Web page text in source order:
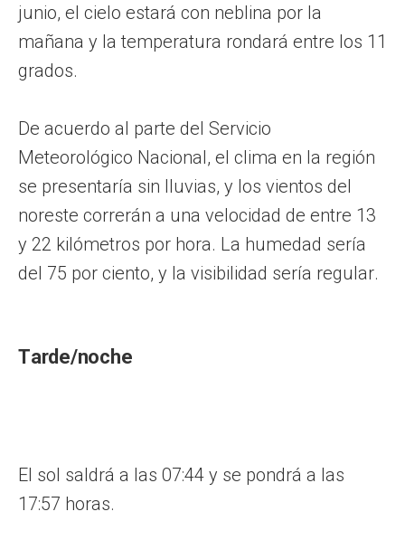
junio, el cielo estará con neblina por la
mañana y la temperatura rondará entre los 11
grados.
De acuerdo al parte del Servicio
Meteorológico Nacional, el clima en la región
se presentaría sin lluvias, y los vientos del
noreste correrán a una velocidad de entre 13
y 22 kilómetros por hora. La humedad sería
del 75 por ciento, y la visibilidad sería regular.
Tarde/noche
El sol saldrá a las 07:44 y se pondrá a las
17:57 horas.